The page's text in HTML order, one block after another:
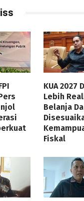
KUA 2027
Lebih
Belanja
Fiskal